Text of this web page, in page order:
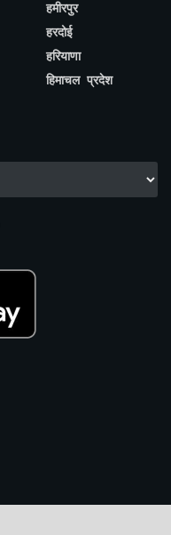
हमीरपुर
हरदोई
हरियाणा
हिमाचल प्रदेश